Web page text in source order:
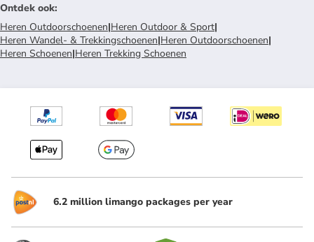
Ontdek ook:
Heren Outdoorschoenen|Heren Outdoor & Sport|
Heren Wandel- & Trekkingschoenen|Heren Outdoorschoenen|
Heren Schoenen|Heren Trekking Schoenen
6.2 million limango packages per year